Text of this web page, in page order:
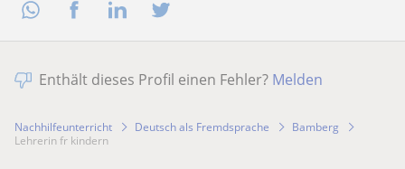
Enthält dieses Profil einen Fehler? Melden
Nachhilfeunterricht Deutsch als Fremdsprache
Bamberg
lehrerin fr kindern